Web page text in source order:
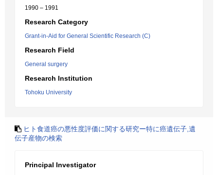
1990 – 1991
Research Category
Grant-in-Aid for General Scientific Research (C)
Research Field
General surgery
Research Institution
Tohoku University
ヒト食道癌の悪性度評価に関する研究ー特に癌遺伝子,遺
伝子産物の検索
Principal Investigator